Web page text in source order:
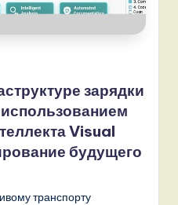
зарядки
Visual
будущего
транспорту